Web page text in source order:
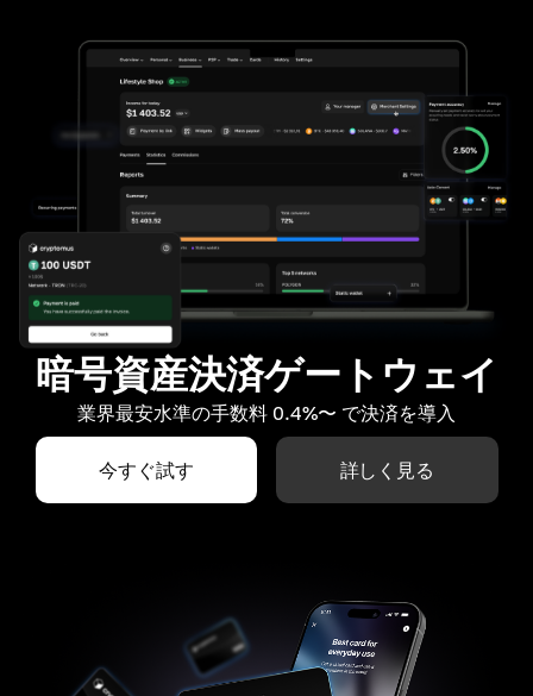
暗号資産決済ゲートウェイ
業界最安水準の手数料 0.4%〜 で決済を導入
今すぐ試す 詳しく見る